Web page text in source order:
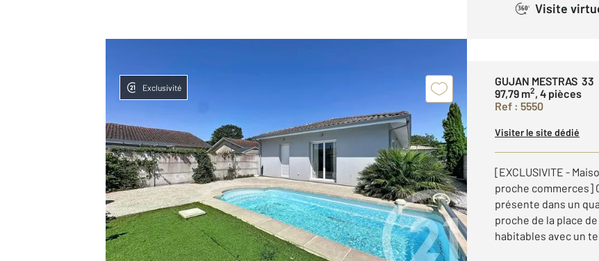
360° Visite
Exclusivité
GUJAN MESTRAS 33
97,79 m2, 4 pièces
Ref : 5550
Visiter le site dédié
[EXCLUSIVITE -
proche commerces]
présente dans un
proche de la place
habitables avec un